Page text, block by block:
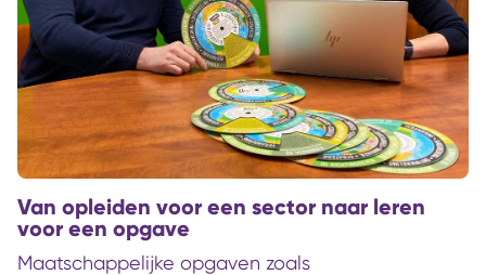
Van opleiden voor een sector naar leren
voor een opgave
Maatschappelijke opgaven zoals